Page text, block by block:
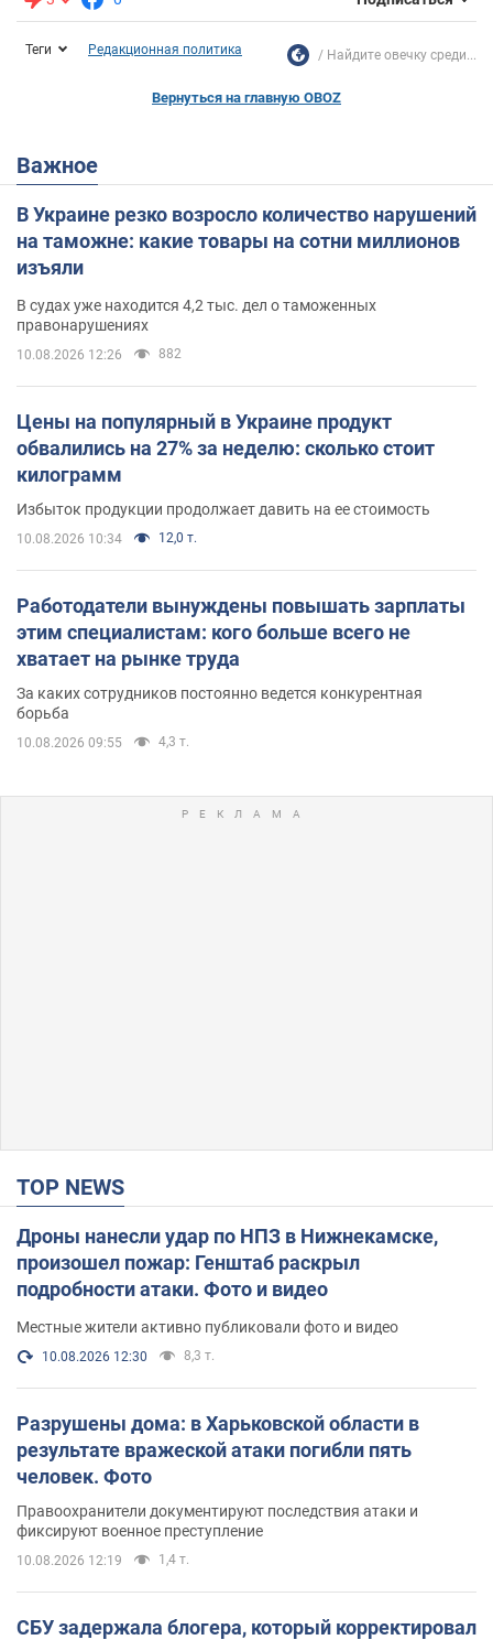
Теги Редакционная политика Найдите овечку среди...
Вернуться на главную OBOZ
Важное
В Украине резко возросло количество нарушений
на таможне: какие товары на сотни миллионов
изъяли
В судах уже находится 4,2 тыс. дел о таможенных
правонарушениях
10.08.2026 12:26 882
Цены на популярный в Украине продукт
обвалились на 27% за неделю: сколько стоит
килограмм
Избыток продукции продолжает давить на ее стоимость
10.08.2026 10:34 12,0 т.
Работодатели вынуждены повышать зарплаты
этим специалистам: кого больше всего не
хватает на рынке труда
За каких сотрудников постоянно ведется конкурентная
борьба
10.08.2026 09:55 4,3 т.
TOP NEWS
Дроны нанесли удар по НПЗ в Нижнекамске,
произошел пожар: Генштаб раскрыл
подробности атаки. Фото и видео
Местные жители активно публиковали фото и видео
10.08.2026 12:30 8,3 т.
Разрушены дома: в Харьковской области в
результате вражеской атаки погибли пять
человек. Фото
Правоохранители документируют последствия атаки и
фиксируют военное преступление
10.08.2026 12:19 1,4 т.
СБУ задержала блогера, который корректировал